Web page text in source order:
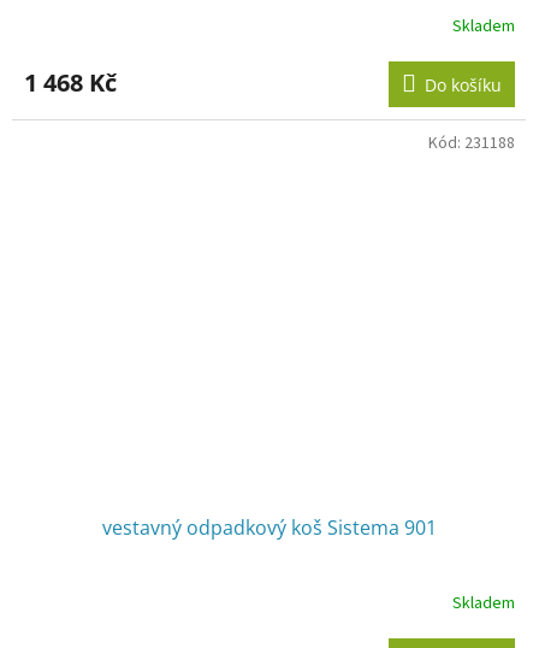
produktu
je
3,6
Skladem
1 468 Kč Do košíku
vestavný odpadkový koš Sistema 901
Skladem
Kód: 231188